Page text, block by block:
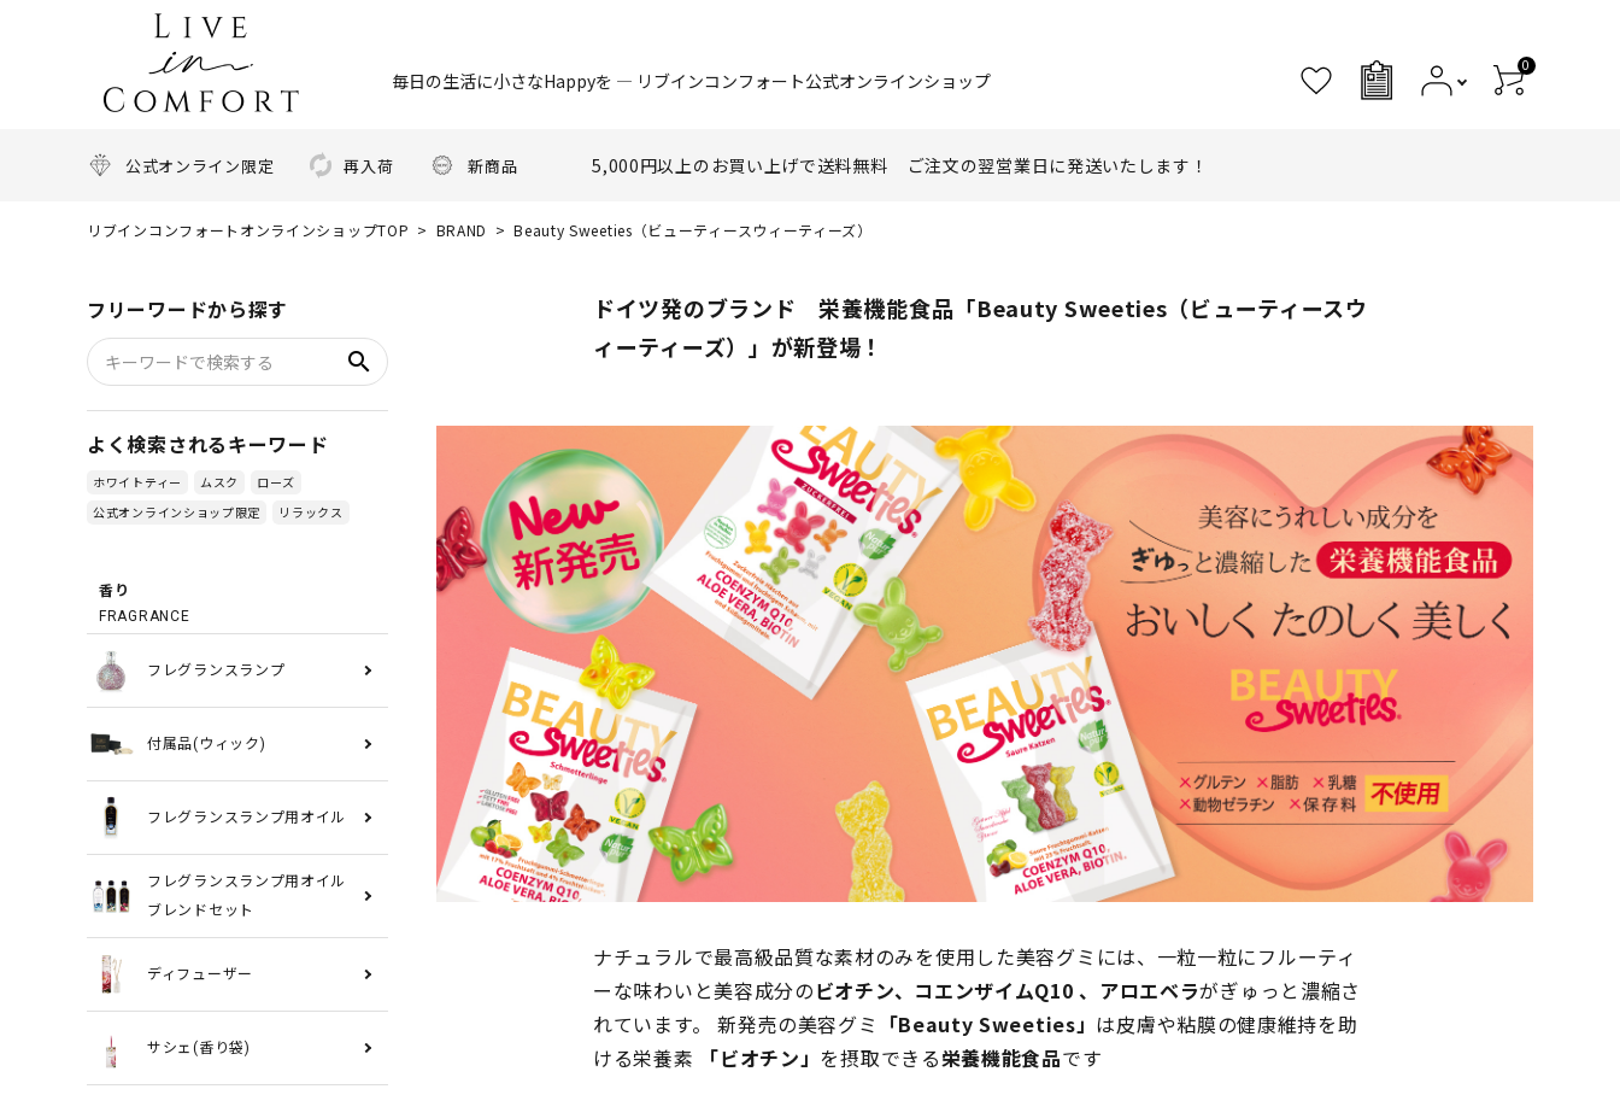
毎日の生活に小さなHappyを ― リブインコンフォート公式オンラインショップ
0
公式オンライン限定 再入荷 新商品 5,000円以上のお買い上げで送料無料 ご注文の翌営業日に発送いたします！
リブインコンフォートオンラインショップTOP BRAND Beauty Sweeties（ビューティースウィーティーズ）
フリーワードから探す
search
よく検索されるキーワード
ホワイトティー ムスク
ローズ
公式オンラインショップ限定
リラックス
香り
FRAGRANCE
フレグランスランプ
付属品(ウィック)
フレグランスランプ用オイル
フレグランスランプ用オイル
ブレンドセット
ディフューザー
サシェ(香り袋)
ドイツ発のブランド 栄養機能食品「Beauty Sweeties（ビューティースウ
ィーティーズ）」が新登場！
ナチュラルで最高級品質な素材のみを使用した美容グミには、一粒一粒にフルーティ
ーな味わいと美容成分のビオチン、コエンザイムQ10 、アロエベラがぎゅっと濃縮さ
れています。 新発売の美容グミ 「Beauty Sweeties」 は皮膚や粘膜の健康維持を助
ける栄養素
「ビオチン」 を摂取できる栄養機能食品です